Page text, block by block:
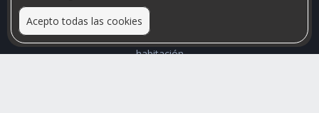
Acepto todas las cookies
Relacionamos personas que arriendan con las que buscan una
habitación